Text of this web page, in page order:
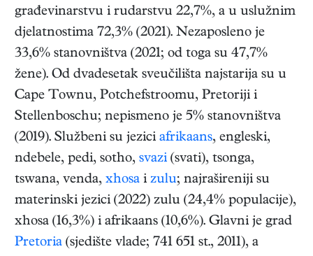
građevinarstvu i rudarstvu 22,7%, a u uslužnim
djelatnostima 72,3% (2021). Nezaposleno je
33,6% stanovništva (2021; od toga su 47,7%
žene). Od dvadesetak sveučilišta najstarija su u
Cape Townu, Potchefstroomu, Pretoriji i
Stellenboschu; nepismeno je 5% stanovništva
(2019). Službeni su jezici afrikaans, engleski,
ndebele, pedi, sotho, svazi (svati), tsonga,
tswana, venda, xhosa i zulu; najrašireniji su
materinski jezici (2022) zulu (24,4% populacije),
xhosa (16,3%) i afrikaans (10,6%). Glavni je grad
Pretoria (sjedište vlade; 741 651 st., 2011), a